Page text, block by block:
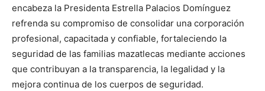
encabeza la Presidenta Estrella Palacios Domínguez
refrenda su compromiso de consolidar una corporación
profesional, capacitada y confiable, fortaleciendo la
seguridad de las familias mazatlecas mediante acciones
que contribuyan a la transparencia, la legalidad y la
mejora continua de los cuerpos de seguridad.